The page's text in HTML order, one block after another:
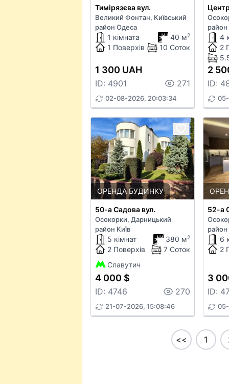
Тимірязєва вул.
Великий Фонтан, Київський
район Одеса
1 кімната 40 м2
1 Поверхів 10 Соток
1 300 UAH
ID: 4901 271
02-08-2026, 20:03:34
район
4
2
2
ID:
ОРЕНДА БУДИНКУ
50-а Садова вул.
Осокорки, Дарницький
район Київ
5 кімнат 380 м2
2 Поверхів
7 Соток
Славутич
4 000 $
ID: 4746 270
21-07-2026, 15:08:46
52-а
район
6
2
3
ID:
<< 1